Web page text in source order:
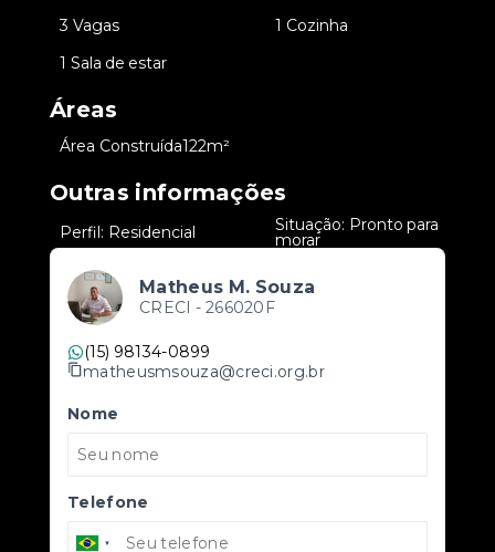
3 Vagas
1 Cozinha
1 Sala de estar
Áreas
Área Construída122m²
Outras informações
Perfil: Residencial Situação: Pronto para
morar
Matheus M. Souza
CRECI - 266020F
(15) 98134-0899
matheusmsouza@creci.org.br
Nome
Telefone